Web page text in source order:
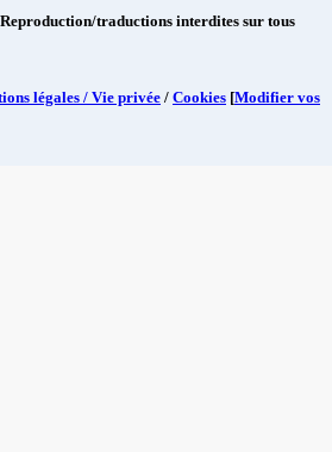
traductions interdites sur tous
légales / Vie privée / Cookies [Modifier vos